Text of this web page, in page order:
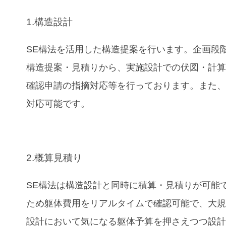
1.構造設計
SE構法を活用した構造提案を行います。企画段
構造提案・見積りから、実施設計での伏図・計
確認申請の指摘対応等を行っております。また
対応可能です。
2.概算見積り
SE構法は構造設計と同時に積算・見積りが可能
ため躯体費用をリアルタイムで確認可能で、大
設計において気になる躯体予算を押さえつつ設